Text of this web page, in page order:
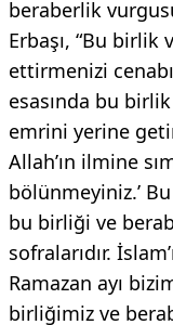
beraberlik
Erbaşı, “Bu
ettirmenizi
esasında bu
emrini yerine
Allah’ın ilmine
bölünmeyiniz.’
bu birliği ve
sofralarıdır.
Ramazan ayı
birliğimiz ve